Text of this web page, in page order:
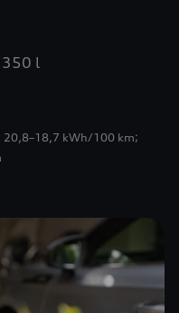
350 l
20,8–18,7 kWh/100 km;